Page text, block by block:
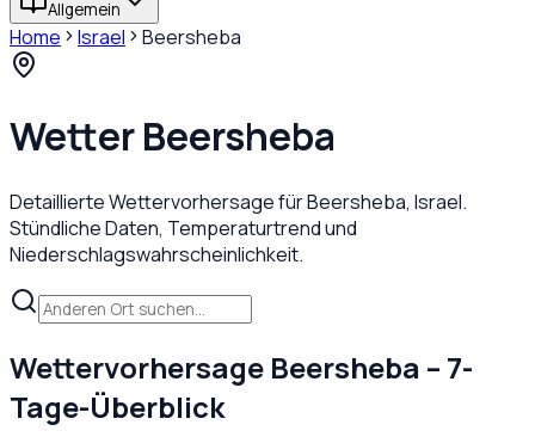
Allgemein
Home Israel Beersheba
WetterBeersheba
Detaillierte Wettervorhersage fürBeersheba, Israel.
Stündliche Daten, Temperaturtrend und
Niederschlagswahrscheinlichkeit.
Wettervorhersage Beersheba – 7-
Tage-Überblick